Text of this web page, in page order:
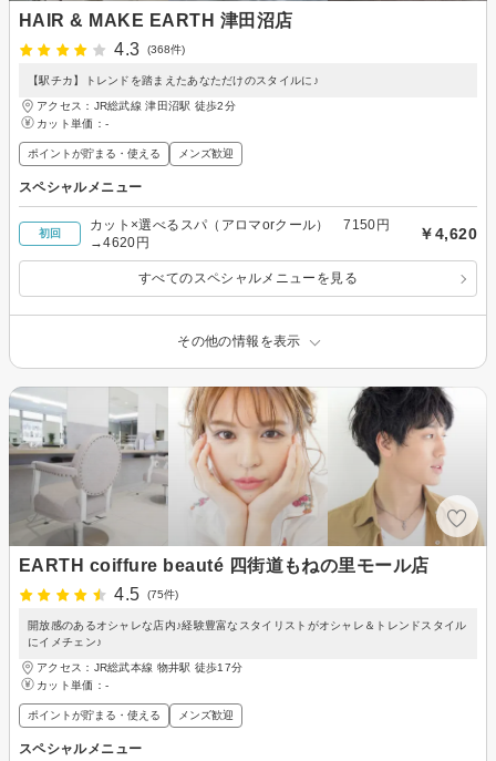
HAIR & MAKE EARTH 津田沼店
4.3
(368件)
【駅チカ】トレンドを踏まえたあなただけのスタイルに♪
アクセス：JR総武線 津田沼駅 徒歩2分
カット単価： -
ポイントが貯まる・使える メンズ歓迎
スペシャルメニュー
初回
カット×選べるスパ（アロマorクール） 7150円
→4620円
￥4,620
すべてのスペシャルメニューを見る
その他の情報を表示
EARTH coiffure beauté 四街道もねの里モール店
4.5
(75件)
開放感のあるオシャレな店内♪経験豊富なスタイリストがオシャレ＆トレンドスタイル
にイメチェン♪
アクセス：JR総武本線 物井駅 徒歩17分
カット単価： -
ポイントが貯まる・使える メンズ歓迎
スペシャルメニュー